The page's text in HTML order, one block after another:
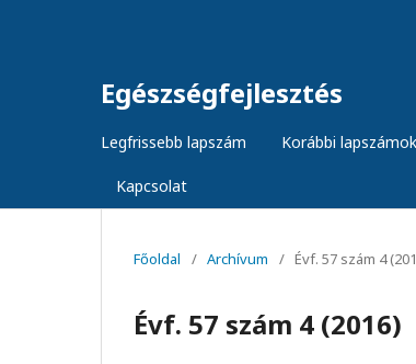
Egészségfejlesztés
Legfrissebb lapszám Korábbi lapszámok
Kapcsolat
Főoldal / Archívum / Évf. 57 szám 4
Évf. 57 szám 4 (2016)